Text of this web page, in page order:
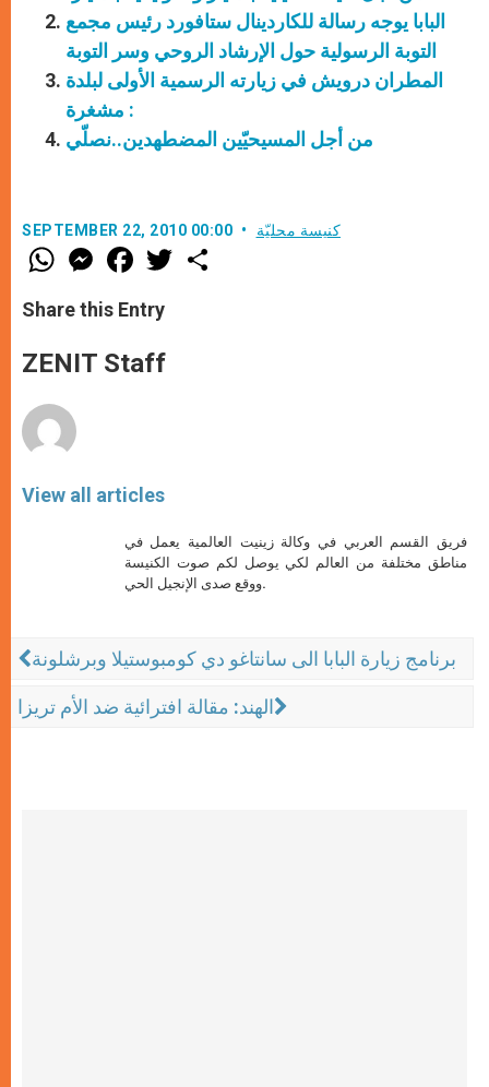
البابا يوجه رسالة للكاردينال ستافورد رئيس مجمع
التوبة الرسولية حول الإرشاد الروحي وسر التوبة
المطران درويش في زيارته الرسمية الأولى لبلدة
مشغرة :
من أجل المسيحيّين المضطهدين..نصلّي
SEPTEMBER 22, 2010 00:00 كنيسة محليّة
W
h
t
s
p
p
M
e
s
e
g
e
F
a
e
b
o
k
w
Share this Entry
ZENIT Staff
View all articles
فريق القسم العربي في وكالة زينيت العالمية يعمل في
مناطق مختلفة من العالم لكي يوصل لكم صوت الكنيسة
ووقع صدى الإنجيل الحي.
برنامج زيارة البابا الى سانتاغو دي كومبوستيلا وبرشلونة
الهند: مقالة افترائية ضد الأم تريزا